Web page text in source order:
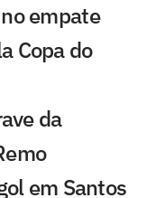
empate
Copa do
da
em Santos